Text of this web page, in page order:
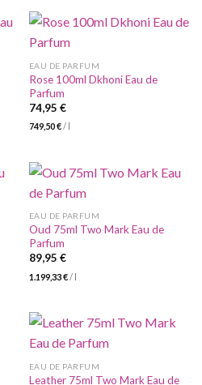
EAU DE PARFUM
Rose 100ml Dkhoni Eau de
Parfum
74,95 €
749,50€/
EAU DE PARFUM
Oud 75ml Two Mark Eau de
Parfum
89,95 €
1.199,33€/ l
EAU DE PARFUM
Leather 75ml Two Mark Eau de